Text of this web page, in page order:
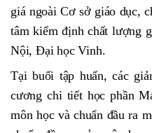
giá ngoài Cơ sở giáo dục,
tâm kiểm định chất lượng
Nội, Đại học Vinh.
Tại buổi tập huấn, các
cương chi tiết học phần
môn học và chuẩn đầu ra